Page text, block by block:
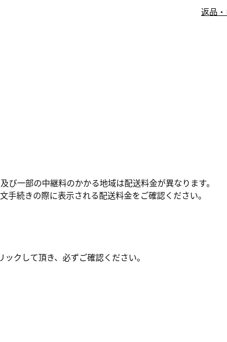
返品
び一部の中継料のかかる地域は配送料金が異なります。
手続きの際に表示される配送料金をご確認ください。
クして頂き、必ずご確認ください。